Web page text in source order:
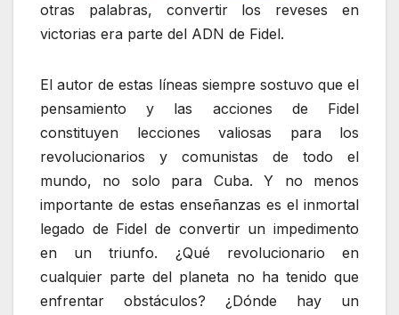
otras palabras, convertir los reveses en
victorias era parte del ADN de Fidel.
El autor de estas líneas siempre sostuvo que el
pensamiento y las acciones de Fidel
constituyen lecciones valiosas para los
revolucionarios y comunistas de todo el
mundo, no solo para Cuba. Y no menos
importante de estas enseñanzas es el inmortal
legado de Fidel de convertir un impedimento
en un triunfo. ¿Qué revolucionario en
cualquier parte del planeta no ha tenido que
enfrentar obstáculos? ¿Dónde hay un